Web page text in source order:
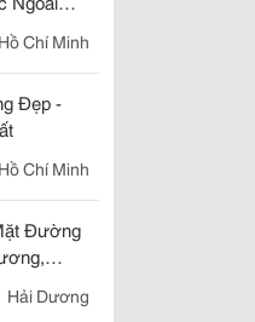
Hồ Chí Minh
Đẹp -
Hồ Chí Minh
Đường
Trí Đẹp
Hải Dương